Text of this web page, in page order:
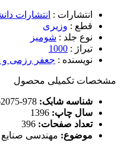
انتشارات : انتشارات
قطع : وزیری
نوع جلد : شومیز
تیراژ :
1000
نویسنده : جعفر رزمی
مشخصات تکمیلی محصول
شناسه شابک:
سال چاپ:
تعداد صفحات:
موضوع: مهندسی صنایع